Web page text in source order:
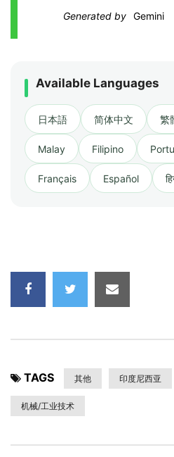
Generated by Gemini
Available Languages
日本語 简体中文 繁
Malay Filipino
Français Español
TAGS 其他 印度尼西亚
机械/工业技术